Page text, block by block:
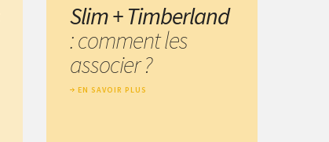
Slim + Timberland
: comment les
associer ?
EN SAVOIR PLUS